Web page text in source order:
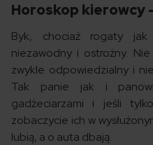
Horoskop kierowcy
Byk, chociaż rogaty
niezawodny i ostrożny.
zwykle odpowiedzialny i
Tak panie jak i
gadżeciarzami i jeśli
zobaczycie ich w
lubią, a o auta dbają.